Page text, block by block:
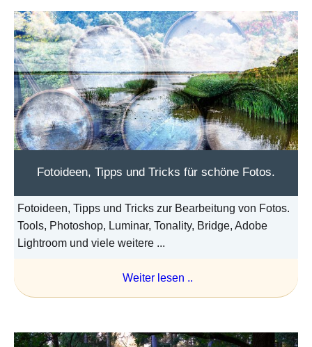
Fotoideen, Tipps und Tricks für schöne Fotos.
Fotoideen, Tipps und Tricks zur Bearbeitung von Fotos.
Tools, Photoshop, Luminar, Tonality, Bridge, Adobe
Lightroom und viele weitere ...
Weiter lesen ..